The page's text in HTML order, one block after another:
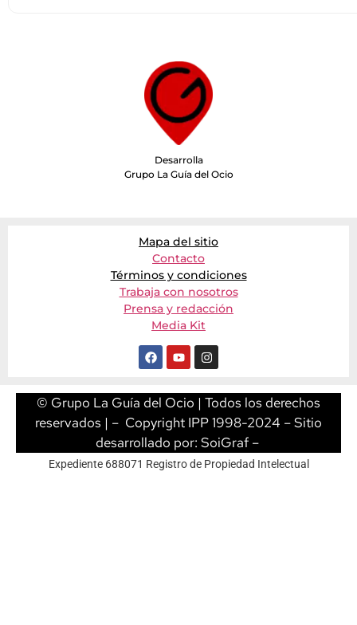
Desarrolla
Grupo La Guía del Ocio
Mapa del sitio
Contacto
Términos y condiciones
Trabaja con nosotros
Prensa y redacción
Media Kit
© Grupo La Guía del Ocio | Todos los derechos
reservados | – Copyright IPP 1998-2024 – Sitio
desarrollado por: SoiGraf–
Expediente 688071 Registro de Propiedad Intelectual